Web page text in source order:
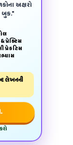
અક્ષરો
બુક."
પ્રેક્ટિસ
પ્રેકટિસ
લેખનની